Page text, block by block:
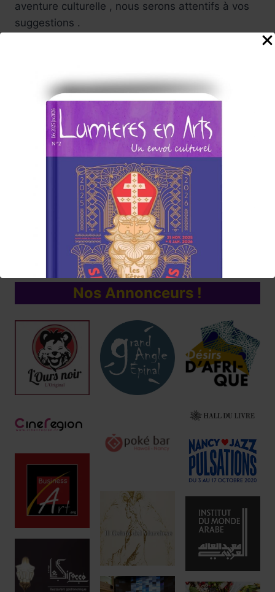
aventure culturelle , nous serons attentifs à vos
suggestions .
Abonnez-vous à la Newsletter
Lumières en Arts
@lumieresenartsofficiel
« DEMANDEZ LE PROGRAMME »
Chaque mois la rédaction de Lumières en Arts vous proposera
une sélection
d'albums/films/livres/expos/événements coup de cœur à
consommer sans modération, ici et/ou
ailleurs !
Nos Annonceurs !